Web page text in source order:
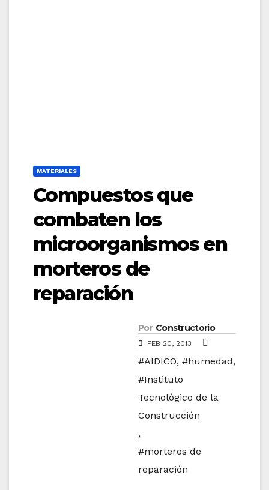
MATERIALES
Compuestos que
combaten los
microorganismos en
morteros de
reparación
Por Constructorio
FEB 20, 2013
#AIDICO, #humedad,
#Instituto
Tecnológico de la
Construcción
,
#morteros de
reparación